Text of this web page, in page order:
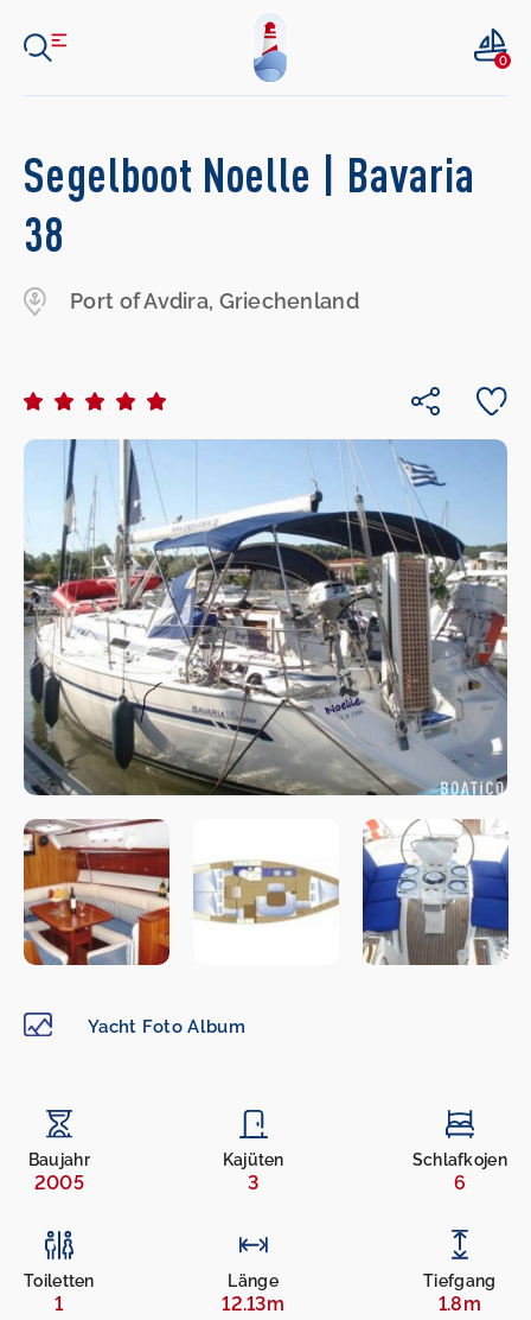
0
Segelboot Noelle | Bavaria
38
Port of Avdira, Griechenland
Yacht Foto Album
Baujahr
2005
Kajüten
3
Schlafkojen
6
Toiletten
1
Länge
12.13m
Tiefgang
1.8m